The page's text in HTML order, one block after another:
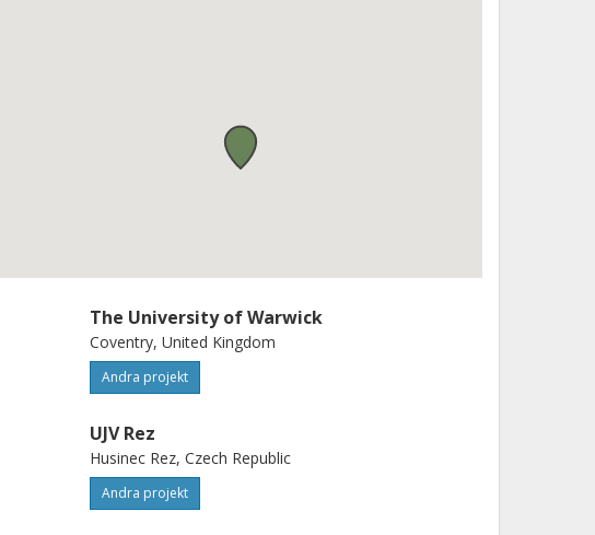
The University of Warwick
Coventry, United Kingdom
Andra projekt
UJV Rez
Husinec Rez, Czech Republic
Andra projekt